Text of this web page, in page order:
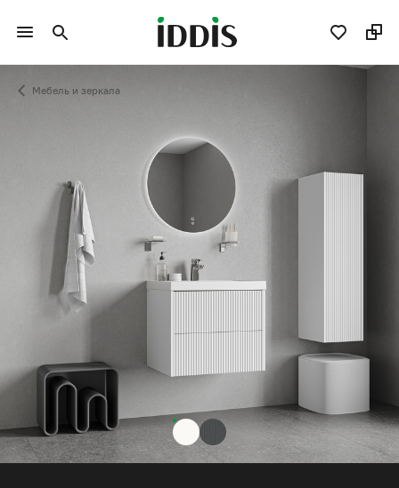
Мебель и зеркала